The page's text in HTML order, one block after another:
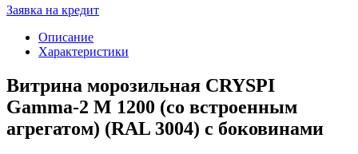
Заявка на кредит
Описание
Характеристики
Витрина морозильная CRYSPI
Gamma-2 М 1200 (со встроенным
агрегатом) (RAL 3004) с боковинами